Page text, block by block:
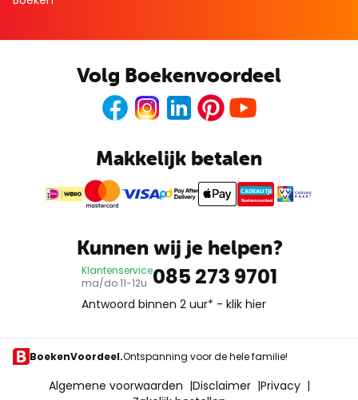
Volg Boekenvoordeel
FacebookInstagramLinkedInPinterest
Makkelijk betalen
Boekenvoordeel
CADEAUTJE
Kunnen wij je helpen?
Klantenservice
ma/do 11-12u 085 273 9701
Antwoord binnen 2 uur* - klik hier
BoekenVoordeel.Ontspanning voor de hele familie!
Algemene voorwaarden |Disclaimer |Privacy |